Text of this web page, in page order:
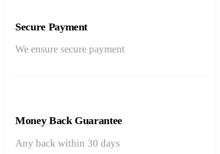
Secure Payment
We ensure secure payment
Money Back Guarantee
Any back within 30 days